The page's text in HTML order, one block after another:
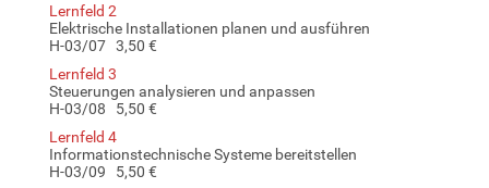
Lernfeld 2
Elektrische Installationen planen und ausführen
H-03/07 3,50 €
Lernfeld 3
Steuerungen analysieren und anpassen
H-03/08 5,50 €
Lernfeld 4
Informationstechnische Systeme bereitstellen
H-03/09 5,50 €